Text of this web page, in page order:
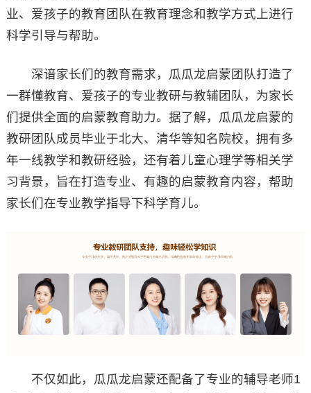
业、爱孩子的教育团队在教育理念和教学方式上进行
科学引导与帮助。
深谙家长们的教育需求，瓜瓜龙启蒙团队打造了
一群懂教育、爱孩子的专业教研与教辅团队，为家长
们提供全面的启蒙教育助力。据了解，瓜瓜龙启蒙的
教研团队成员毕业于北大、清华等知名院校，拥有多
年一线教学和教研经验，还有着儿童心理学等相关学
习背景，旨在打造专业、有趣的启蒙教育内容，帮助
家长们在专业教学指导下科学育儿。
不仅如此，瓜瓜龙启蒙还配备了专业的辅导老师1